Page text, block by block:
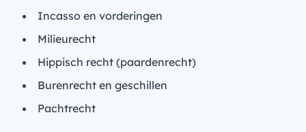
Incasso en vorderingen
Milieurecht
Hippisch recht (paardenrecht)
Burenrecht en geschillen
Pachtrecht